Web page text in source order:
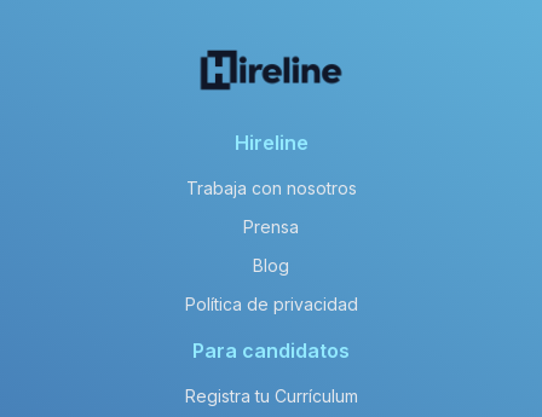
Hireline
Trabaja con nosotros
Prensa
Blog
Política de privacidad
Para candidatos
Registra tu Currículum